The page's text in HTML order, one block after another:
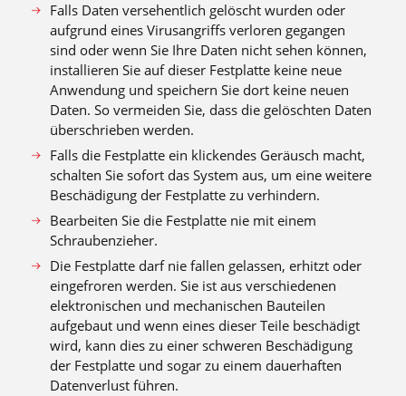
Falls Daten versehentlich gelöscht wurden oder
aufgrund eines Virusangriffs verloren gegangen
sind oder wenn Sie Ihre Daten nicht sehen können,
installieren Sie auf dieser Festplatte keine neue
Anwendung und speichern Sie dort keine neuen
Daten. So vermeiden Sie, dass die gelöschten Daten
überschrieben werden.
Falls die Festplatte ein klickendes Geräusch macht,
schalten Sie sofort das System aus, um eine weitere
Beschädigung der Festplatte zu verhindern.
Bearbeiten Sie die Festplatte nie mit einem
Schraubenzieher.
Die Festplatte darf nie fallen gelassen, erhitzt oder
eingefroren werden. Sie ist aus verschiedenen
elektronischen und mechanischen Bauteilen
aufgebaut und wenn eines dieser Teile beschädigt
wird, kann dies zu einer schweren Beschädigung
der Festplatte und sogar zu einem dauerhaften
Datenverlust führen.